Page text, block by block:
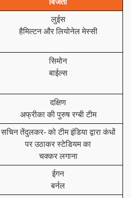
लुईस
हैमिल्टन और लियोनेल मेस्सी
सिमोन
बाईल्स
दक्षिण
अफ्रीका की पुरुष रग्बी टीम
सचिन तेंदुलकर- को टीम इंडिया द्वारा कंधों
पर उठाकर स्टेडियम का
चक्कर लगाना
ईगन
बर्नल